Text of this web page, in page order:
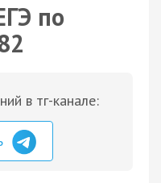
по
в тг-канале: